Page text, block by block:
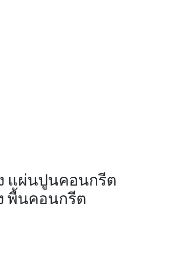
แผ่นปูนคอนกรีต
พื้นคอนกรีต